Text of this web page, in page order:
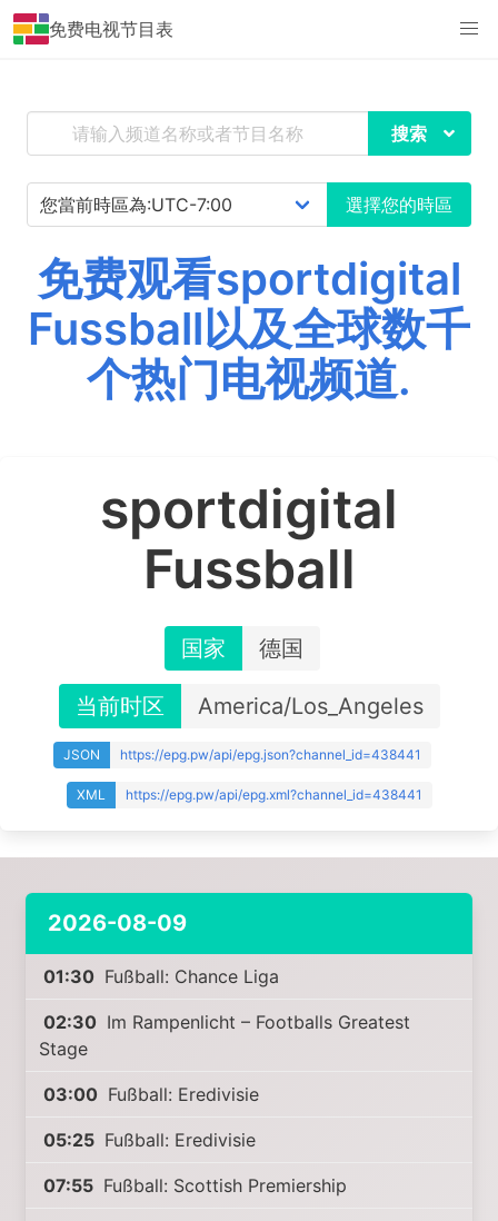
免费电视节目表
搜索
選擇您的時區
免费观看sportdigital
Fussball以及全球数千
个热门电视频道.
sportdigital
Fussball
国家 德国
当前时区 America/Los_Angeles
JSON https://epg.pw/api/epg.json?channel_id=438441
XML https://epg.pw/api/epg.xml?channel_id=438441
2026-08-09
01:30 Fußball: Chance Liga
02:30 Im Rampenlicht – Footballs Greatest
Stage
03:00 Fußball: Eredivisie
05:25 Fußball: Eredivisie
07:55 Fußball: Scottish Premiership